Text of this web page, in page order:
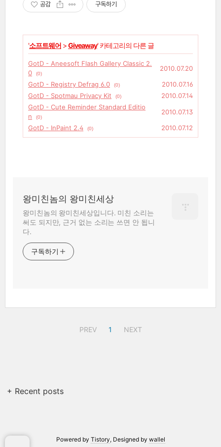
공감 구독하기
'소프트웨어 >Giveaway' 카테고리의 다른 글
GotD - Aneesoft Flash Gallery Classic 2.
0
(0)
2010.07.20
GotD - Registry Defrag 6.0
(0)
2010.07.16
GotD - Spotmau Privacy Kit
(0)
2010.07.14
GotD - Cute Reminder Standard Editio
n
(0)
2010.07.13
GotD - InPaint 2.4
(0) 2010.07.12
왕미친놈의 왕미친세상
왕미친놈의 왕미친세상입니다. 미친 소리는
써도 되지만, 근거 없는 소리는 쓰면 안 됩니
다.
구독하기
PREV 1 NEXT
+ Recent posts
Powered by Tistory, Designed by wallel